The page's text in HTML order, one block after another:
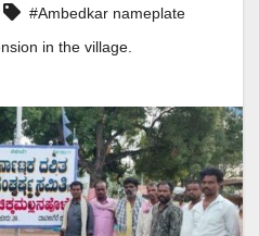
#Ambedkar nameplate
in the village.